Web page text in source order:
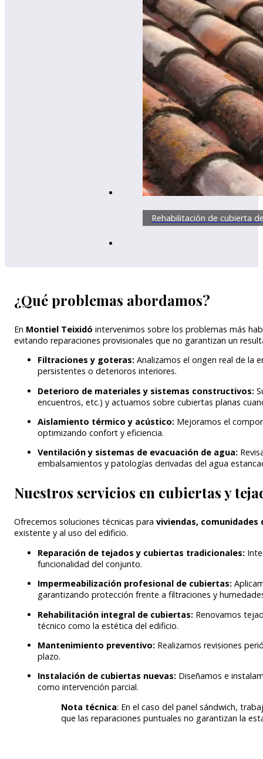
Rehabilitación de cubierta
¿Qué problemas abordamos?
En Montiel Teixidó intervenimos sobre los problemas más
evitando reparaciones provisionales que no garantizan un
Filtraciones y goteras: Analizamos el origen real de la
persistentes o deterioros interiores.
Deterioro de materiales y sistemas constructivos:
encuentros, etc.) y actuamos sobre cubiertas planas
Aislamiento térmico y acústico: Mejoramos el
optimizando confort y eficiencia.
Ventilación y sistemas de evacuación de agua:
embalsamientos y patologías derivadas del agua
Nuestros servicios en cubiertas y
Ofrecemos soluciones técnicas para viviendas,
existente y al uso del edificio.
Reparación de tejados y cubiertas tradicionales:
funcionalidad del conjunto.
Impermeabilización profesional de cubiertas:
garantizando protección frente a filtraciones y
Rehabilitación integral de cubiertas: Renovamos
técnico como la estética del edificio.
Mantenimiento preventivo: Realizamos revisiones
plazo.
Instalación de cubiertas nuevas: Diseñamos e
como intervención parcial.
Nota técnica: En el caso del panel sándwich,
que las reparaciones puntuales no garantizan la